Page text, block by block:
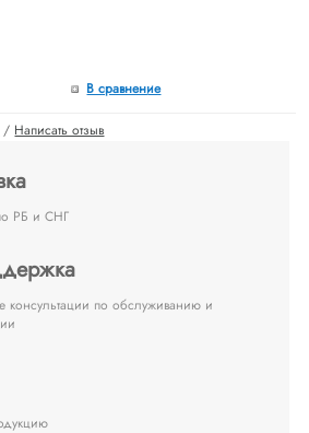
В сравнение
/ Написать отзыв
РБ и СНГ
консультации по обслуживанию и